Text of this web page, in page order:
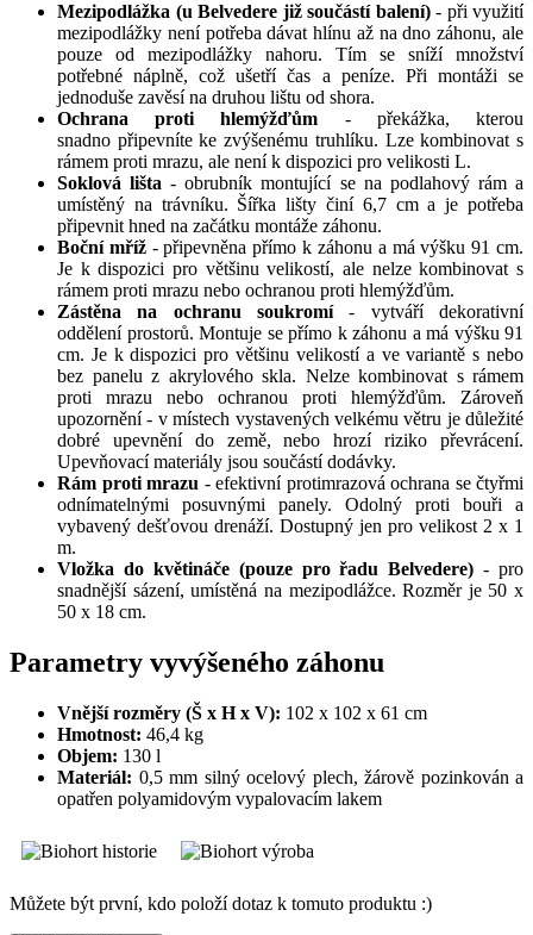
Mezipodlážka (u Belvedere již součástí balení)- při využití
mezipodlážky není potřeba dávat hlínu až na dno záhonu, ale
pouze od mezipodlážky nahoru. Tím se sníží množství
potřebné náplně, což ušetří čas a peníze. Při montáži se
jednoduše zavěsí na druhou lištu od shora.
Ochrana proti hlemýžďům - překážka, kterou
snadno připevníte ke zvýšenému truhlíku. Lze kombinovat s
rámem proti mrazu, ale není k dispozici pro velikosti L.
Soklová lišta - obrubník montující se na podlahový rám a
umístěný na trávníku. Šířka lišty činí 6,7 cm a je potřeba
připevnit hned na začátku montáže záhonu.
Boční mříž- připevněna přímo k záhonu a má výšku 91 cm.
Je k dispozici pro většinu velikostí, ale nelze kombinovat s
rámem proti mrazu nebo ochranou proti hlemýžďům.
Zástěna na ochranu soukromí- vytváří dekorativní
oddělení prostorů. Montuje se přímo k záhonu a má výšku 91
cm. Je k dispozici pro většinu velikostí a ve variantě s nebo
bez panelu z akrylového skla. Nelze kombinovat s rámem
proti mrazu nebo ochranou proti hlemýžďům. Zároveň
upozornění - v místech vystavených velkému větru je důležité
dobré upevnění do země, nebo hrozí riziko převrácení.
Upevňovací materiály jsou součástí dodávky.
Rám proti mrazu - efektivní protimrazová ochrana se čtyřmi
odnímatelnými posuvnými panely. Odolný proti bouři a
vybavený dešťovou drenáží. Dostupný jen pro velikost 2 x 1
m.
Vložka do květináče (pouze pro řadu Belvedere) - pro
snadnější sázení, umístěná na mezipodlážce. Rozměr je 50 x
50 x 18 cm.
Parametry vyvýšeného záhonu
Vnější rozměry (Š x H x V): 102 x 102 x 61 cm
Hmotnost: 46,4 kg
Objem: 130 l
Materiál: 0,5 mm silný ocelový plech, žárově pozinkován a
opatřen polyamidovým vypalovacím lakem
Můžete být první, kdo položí dotaz k tomuto produktu :)